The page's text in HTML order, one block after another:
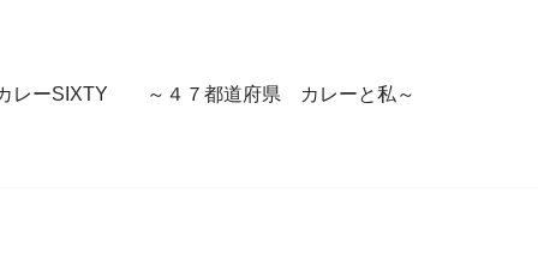
レーSIXTY ～４７都道府県 カレーと私～